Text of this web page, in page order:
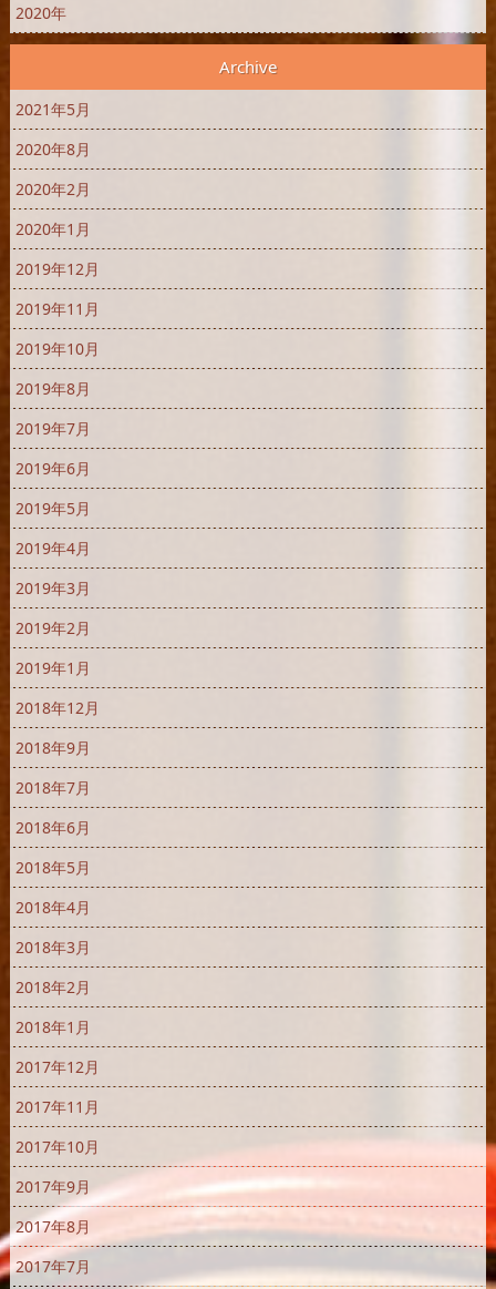
2020年
Archive
2021年5月
2020年8月
2020年2月
2020年1月
2019年12月
2019年11月
2019年10月
2019年8月
2019年7月
2019年6月
2019年5月
2019年4月
2019年3月
2019年2月
2019年1月
2018年12月
2018年9月
2018年7月
2018年6月
2018年5月
2018年4月
2018年3月
2018年2月
2018年1月
2017年12月
2017年11月
2017年10月
2017年9月
2017年8月
2017年7月